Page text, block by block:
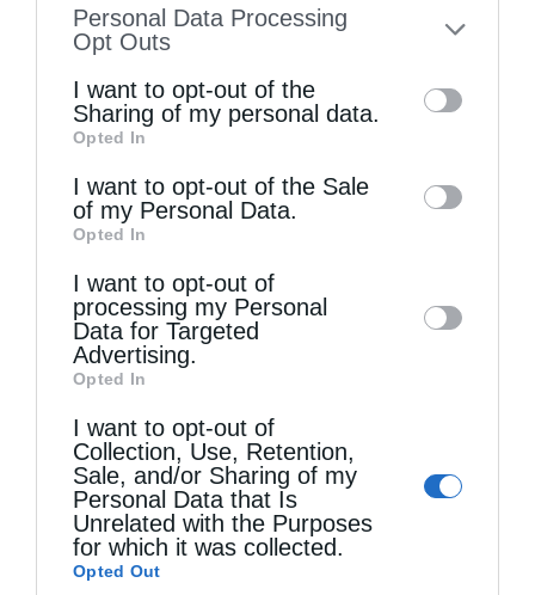
to your opt-out. You may separately opt-out
information by third parties on the IAB’s list
of downstream participants. This
information may also be disclosed by us to
third parties on theIAB’s List of
Downstream Participants
disclose it to other third parties.
Personal Data Processing
Opt Outs
I want to opt-out of the
Sharing of my personal data.
Opted In
I want to opt-out of the Sale
of my Personal Data.
Opted In
I want to opt-out of
processing my Personal
Data for Targeted
Advertising.
Opted In
I want to opt-out of
Collection, Use, Retention,
Sale, and/or Sharing of my
Personal Data that Is
Unrelated with the Purposes
for which it was collected.
Opted Out
Τελευταία άρθρα
Ο Ελληνικός Ερυθρός Σταυρός ενημερώνει τους
πυρόπληκτους της Δ. Αττικής για τα μέτρα
Ο Άγιος Φύλακας Άγγελος
Η λέξη “Μαρία”